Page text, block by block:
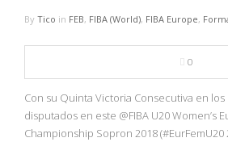
By Tico in FEB, FIBA (World), FIBA Europe,
0
Con su Quinta Victoria Consecutiva en
disputados en este @FIBA U20 Women’s
Championship Sopron 2018 (#EurFemU20